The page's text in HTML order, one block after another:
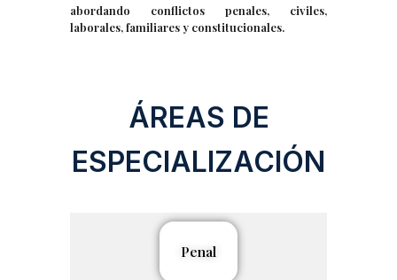
abordando conflictos penales, civiles,
laborales, familiares y constitucionales.
ÁREAS DE
ESPECIALIZACIÓN
Penal